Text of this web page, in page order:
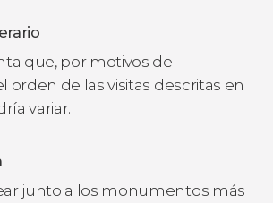
que, por motivos de
orden de las visitas descritas en
variar.
junto a los monumentos más